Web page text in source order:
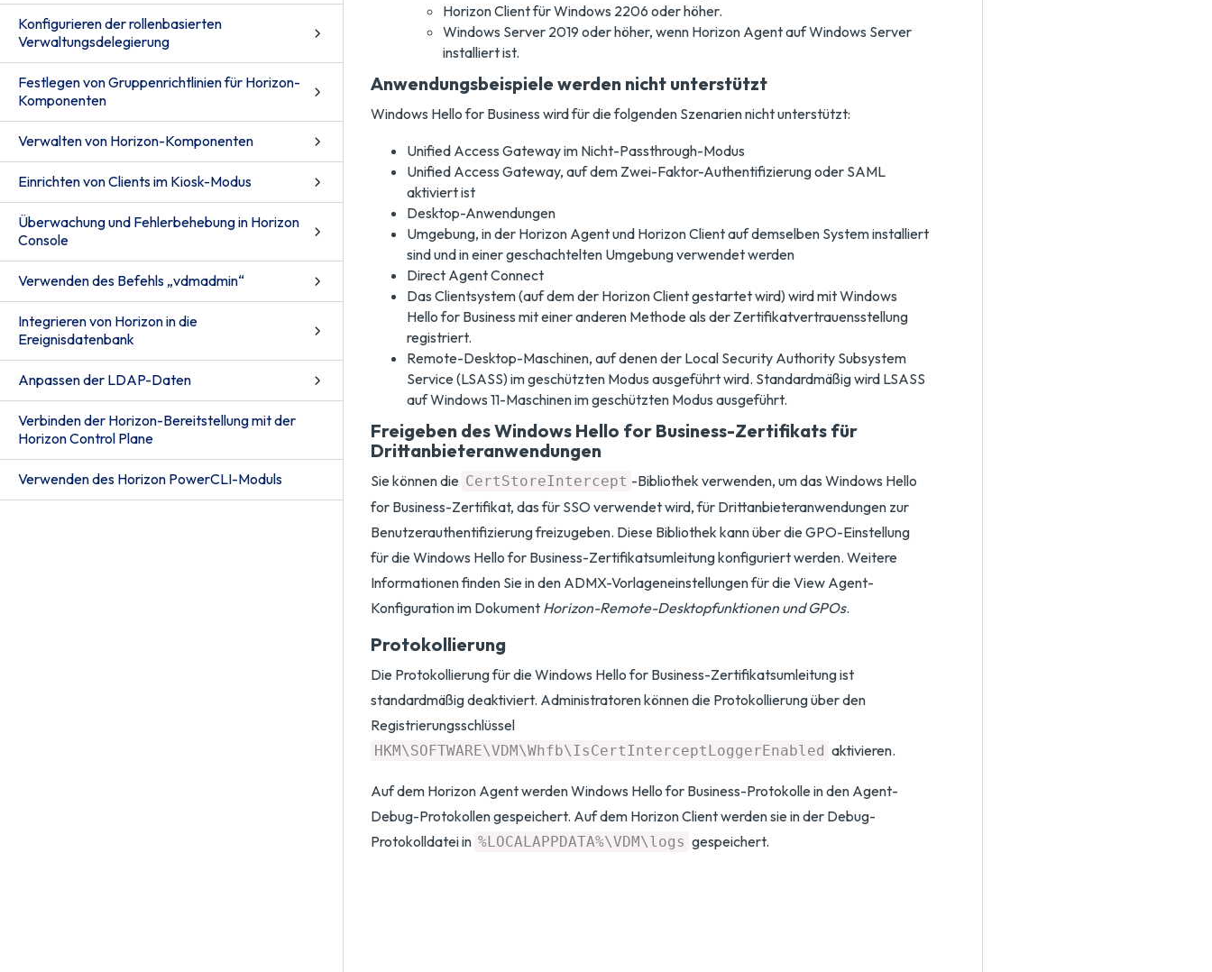
Konfigurieren der rollenbasierten
Verwaltungsdelegierung
Festlegen von Gruppenrichtlinien für Horizon-
Komponenten
Verwalten von Horizon-Komponenten
Einrichten von Clients im Kiosk-Modus
Überwachung und Fehlerbehebung in Horizon
Console
Verwenden des Befehls „vdmadmin“
Integrieren von Horizon in die
Ereignisdatenbank
Anpassen der LDAP-Daten
Verbinden der Horizon-Bereitstellung mit der
Horizon Control Plane
Verwenden des Horizon PowerCLI-Moduls
Horizon Client für Windows 2206 oder höher.
Windows Server 2019 oder höher, wenn Horizon Agent auf Windows Server
installiert ist.
Anwendungsbeispiele werden nicht unterstützt
Windows Hello for Business wird für die folgenden Szenarien nicht unterstützt:
Unified Access Gateway im Nicht-Passthrough-Modus
Unified Access Gateway, auf dem Zwei-Faktor-Authentifizierung oder SAML
aktiviert ist
Desktop-Anwendungen
Umgebung, in der Horizon Agent und Horizon Client auf demselben System installiert
sind und in einer geschachtelten Umgebung verwendet werden
Direct Agent Connect
Das Clientsystem (auf dem der Horizon Client gestartet wird) wird mit Windows
Hello for Business mit einer anderen Methode als der Zertifikatvertrauensstellung
registriert.
Remote-Desktop-Maschinen, auf denen der Local Security Authority Subsystem
Service (LSASS) im geschützten Modus ausgeführt wird. Standardmäßig wird LSASS
auf Windows 11-Maschinen im geschützten Modus ausgeführt.
Freigeben des Windows Hello for Business-Zertifikats für
Drittanbieteranwendungen
Sie können die CertStoreIntercept -Bibliothek verwenden, um das Windows Hello
for Business-Zertifikat, das für SSO verwendet wird, für Drittanbieteranwendungen zur
Benutzerauthentifizierung freizugeben. Diese Bibliothek kann über die GPO-Einstellung
für die Windows Hello for Business-Zertifikatsumleitung konfiguriert werden. Weitere
Informationen finden Sie in den ADMX-Vorlageneinstellungen für die View Agent-
Konfiguration im Dokument Horizon-Remote-Desktopfunktionen und GPOs.
Protokollierung
Die Protokollierung für die Windows Hello for Business-Zertifikatsumleitung ist
standardmäßig deaktiviert. Administratoren können die Protokollierung über den
Registrierungsschlüssel
HKM\SOFTWARE\VDM\Whfb\IsCertInterceptLoggerEnabled aktivieren.
Auf dem Horizon Agent werden Windows Hello for Business-Protokolle in den Agent-
Debug-Protokollen gespeichert. Auf dem Horizon Client werden sie in der Debug-
Protokolldatei in %LOCALAPPDATA%\VDM\logs gespeichert.